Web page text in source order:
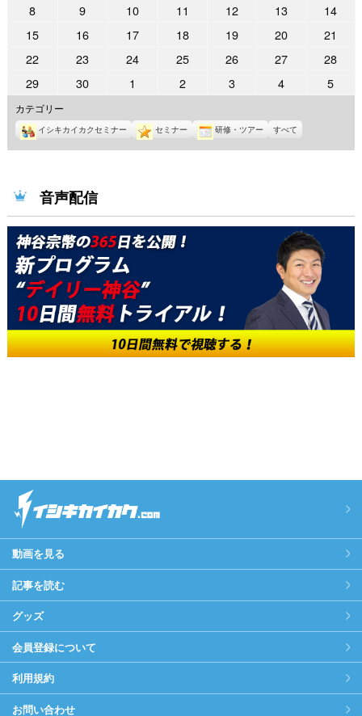
月
1
月
2
6
月
3
6
月
4
6
月
5
6
月
6
6
月
7
82026
6
月
8
日
92026
6
月
9
日
102026
月
日
11
6
月
日
122026
6
月
日
132026
6
月
日
142026
月
日
152026
6
月
15
日
162026
月
日
172026
日
182026
6
日
192026
6
日
202026
日
21
6
222026
6
月
22
232026
6
23
242026
6
24
日
252026
6
25
日
262026
6
26
272026
6
27
282026
6
292026
年
6
月
29
302026
年
6
月
30
1
年
7
月
1
22026
年
7
月
2
32026
年
7
月
3
42026
年
7
月
4
52026
年
5
カテゴリー
イシキカイカクセミナー セミナー 研修・ツアー すべて
音声配信
動画を見る
記事を読む
グッズ
会員登録について
利用規約
お問い合わせ